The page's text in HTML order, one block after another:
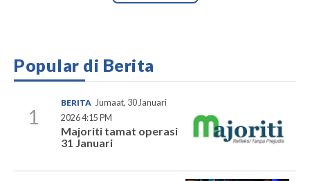
Popular di Berita
1
BERITA Jumaat, 30 Januari
2026 4:15 PM
Majoriti tamat operasi
31 Januari